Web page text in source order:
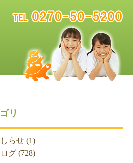
リ
らせ(1)
グ(728)